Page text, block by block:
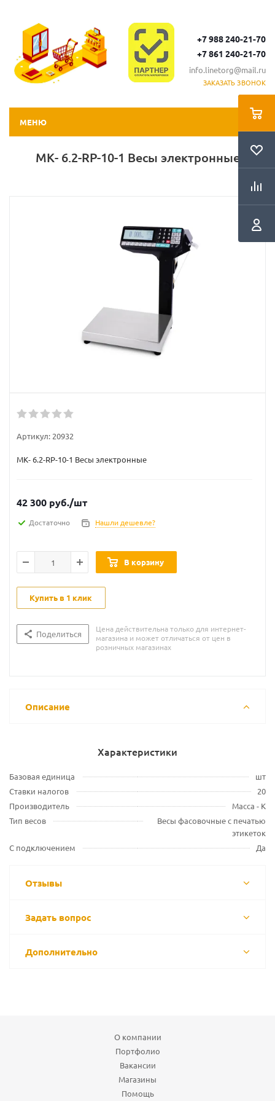
+7 988 240-21-70
+7 861 240-21-70
info.linetorg@mail.ru
ЗАКАЗАТЬ ЗВОНОК
МЕНЮ
МК- 6.2-RP-10-1 Весы электронные
Артикул: 20932
МК- 6.2-RP-10-1 Весы электронные
42 300 руб./шт
Достаточно Нашли дешевле?
В корзину
Купить в 1 клик
Поделиться
Цена действительна только для интернет-
магазина и может отличаться от цен в
розничных магазинах
Описание
Характеристики
Базовая единица
шт
Ставки налогов
20
Производитель
Масса - К
Тип весов
Весы фасовочные с печатью
этикеток
С подключением
Да
Отзывы
Задать вопрос
Дополнительно
О компании
Портфолио
Вакансии
Магазины
Помощь